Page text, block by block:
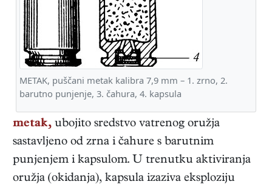
METAK, puščani metak kalibra 7,9 mm – 1. zrno, 2.
barutno punjenje, 3. čahura, 4. kapsula
metak, ubojito sredstvo vatrenog oružja
sastavljeno od zrna i čahure s barutnim
punjenjem i kapsulom. U trenutku aktiviranja
oružja (okidanja), kapsula izaziva eksploziju